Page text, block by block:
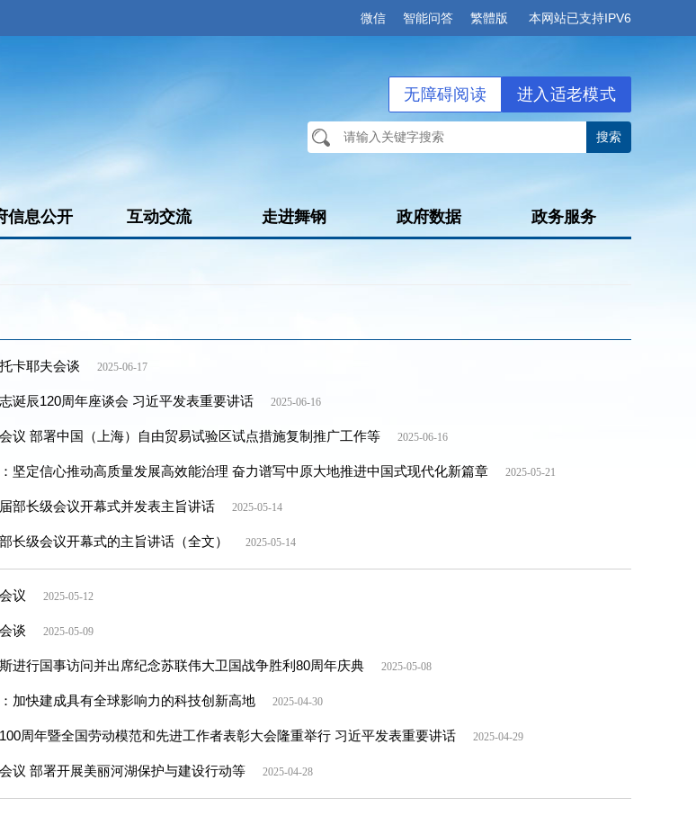
微信 智能问答 繁體版 本网站已支持IPV6
进入适老模式
无障碍阅读
信息公开 互动交流 走进舞钢 政府数据 政务服务
卡耶夫会谈 2025-06-17
诞辰120周年座谈会 习近平发表重要讲话 2025-06-16
议 部署中国（上海）自由贸易试验区试点措施复制推广工作等 2025-06-16
坚定信心推动高质量发展高效能治理 奋力谱写中原大地推进中国式现代化新篇章 2025-05-21
部长级会议开幕式并发表主旨讲话 2025-05-14
长级会议开幕式的主旨讲话（全文） 2025-05-14
议 2025-05-12
谈 2025-05-09
进行国事访问并出席纪念苏联伟大卫国战争胜利80周年庆典 2025-05-08
加快建成具有全球影响力的科技创新高地 2025-04-30
周年暨全国劳动模范和先进工作者表彰大会隆重举行 习近平发表重要讲话 2025-04-29
议 部署开展美丽河湖保护与建设行动等 2025-04-28